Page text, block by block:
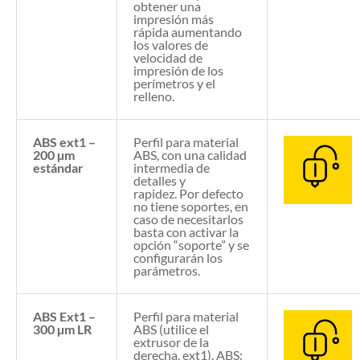
obtener una
impresión más
rápida aumentando
los valores de
velocidad de
impresión de los
perímetros y el
relleno.
ABS ext1 –
200 µm
estándar
Perfil para material
ABS, con una calidad
intermedia de
detalles y
rapidez. Por defecto
no tiene soportes, en
caso de necesitarlos
basta con activar la
opción “soporte” y se
configurarán los
parámetros.
ABS Ext1 –
300 µm LR
Perfil para material
ABS (utilice el
extrusor de la
derecha, ext1). ABS: